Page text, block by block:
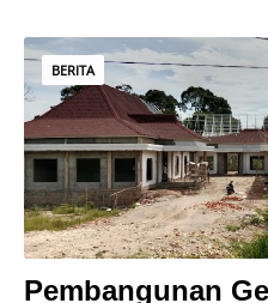
BERITA
Pembangunan